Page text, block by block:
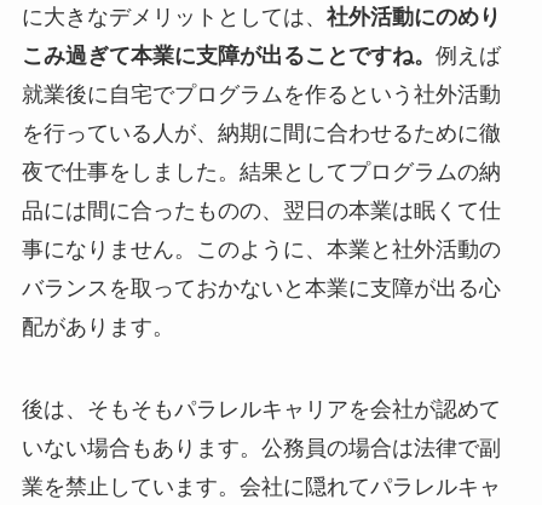
に大きなデメリットとしては、 社外活動にのめり
こみ過ぎて本業に支障が出ることですね。 例えば
就業後に自宅でプログラムを作るという社外活動
を行っている人が、納期に間に合わせるために徹
夜で仕事をしました。結果としてプログラムの納
品には間に合ったものの、翌日の本業は眠くて仕
事になりません。このように、本業と社外活動の
バランスを取っておかないと本業に支障が出る心
配があります。
後は、そもそもパラレルキャリアを会社が認めて
いない場合もあります。公務員の場合は法律で副
業を禁止しています。会社に隠れてパラレルキャ